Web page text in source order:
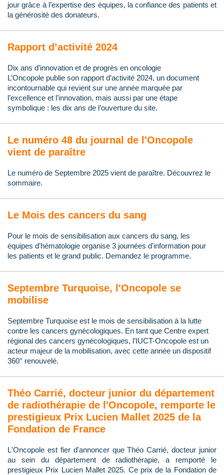
jour grâce à l’expertise des équipes, la confiance des patients et
la générosité des donateurs.
Rapport d’activité 2024
Dix ans d’innovation et de progrès en oncologie
L’Oncopole publie son rapport d’activité 2024, un document
incontournable qui revient sur une année marquée par
l’excellence et l’innovation, mais aussi par une étape
symbolique : les dix ans de l’ouverture du site.
Le numéro 48 du journal de l'Oncopole
vient de paraître
Le numéro de Septembre 2025 vient de paraître. Découvrez le
sommaire.
Le Mois des cancers du sang
Pour le mois de sensibilisation aux cancers du sang, les
équipes d'hématologie organise 3 journées d'information pour
les patients et le grand public. Demandez le programme.
Septembre Turquoise, l'Oncopole se
mobilise
Septembre Turquoise est le mois de sensibilisation à la lutte
contre les cancers gynécologiques. En tant que Centre expert
régional des cancers gynécologiques, l’IUCT-Oncopole est un
acteur majeur de la mobilisation, avec cette année un dispositif
360° renouvelé.
Théo Carrié, docteur junior du département
de radiothérapie de l'Oncopole, remporte le
prestigieux Prix Lucien Mallet 2025 de la
Fondation de France
L'Oncopole est fier d'annoncer que Théo Carrié, docteur junior
au sein du département de radiothérapie, a remporté le
prestigieux Prix Lucien Mallet 2025. Ce prix de la Fondation de